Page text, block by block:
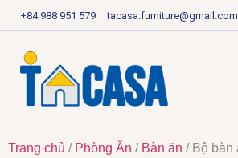
+84 988 951 579 tacasa.furniture@gmail.com
Trang chủ / Phòng Ăn / Bàn ăn / Bộ bàn